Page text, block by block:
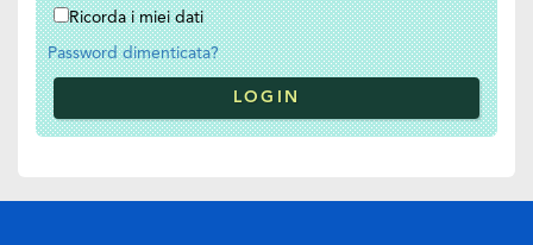
Ricorda i miei dati
Password dimenticata?
LOGIN